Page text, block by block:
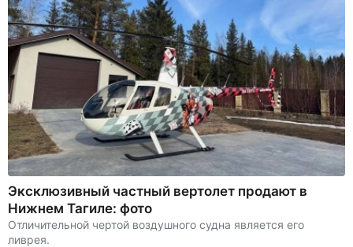
Эксклюзивный частный вертолет продают в
Нижнем Тагиле: фото
Отличительной чертой воздушного судна является его
ливрея.